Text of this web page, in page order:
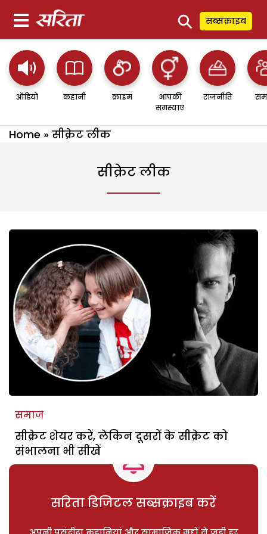
⚲ सब्सक्राइब
ऑडियो कहानी क्राइम
आपकी
समस्याएं
राजनीति
Home » सीक्रेट लीक
सीक्रेट लीक
समाज
सीक्रेट शेयर करें, लेकिन दूसरों के सीक्रेट को
संभालना भी सीखें
सरिता डिजिटल सब्सक्राइब करें